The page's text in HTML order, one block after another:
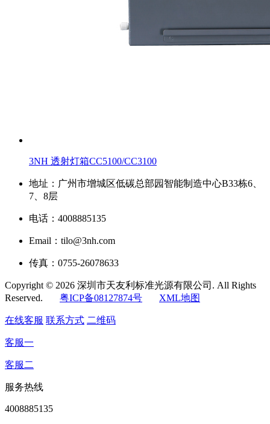
3NH 透射灯箱CC5100/CC3100
地址：广州市增城区低碳总部园智能制造中心B33栋6、
7、8层
电话：4008885135
Email：tilo@3nh.com
传真：0755-26078633
Copyright © 2026 深圳市天友利标准光源有限公司. All Rights
Reserved. 粤ICP备08127874号 XML地图
在线客服 联系方式 二维码
客服一
客服二
服务热线
4008885135